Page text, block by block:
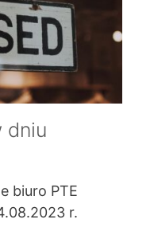
dniu
biuro PTE
r.